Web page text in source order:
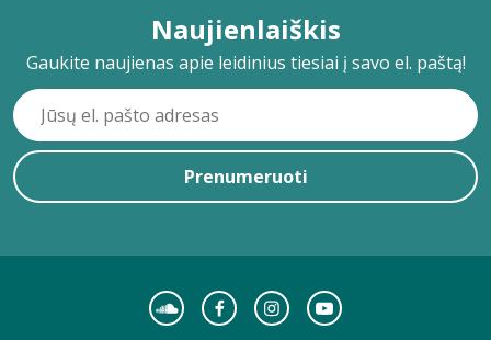
Naujienlaiškis
Gaukite naujienas apie leidinius tiesiai į savo el. paštą!
Prenumeruoti